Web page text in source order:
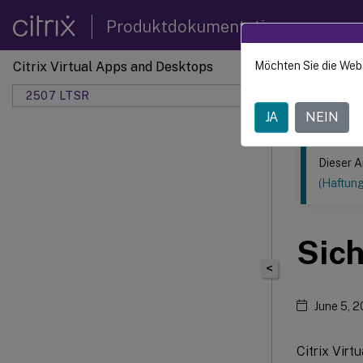
Produktdokumentation
Citrix Virtual Apps and Desktops
2507 LTSR
Dieser Inhalt
<
Dieser
June 5,
Citrix
Möchten Sie die
JA NEIN